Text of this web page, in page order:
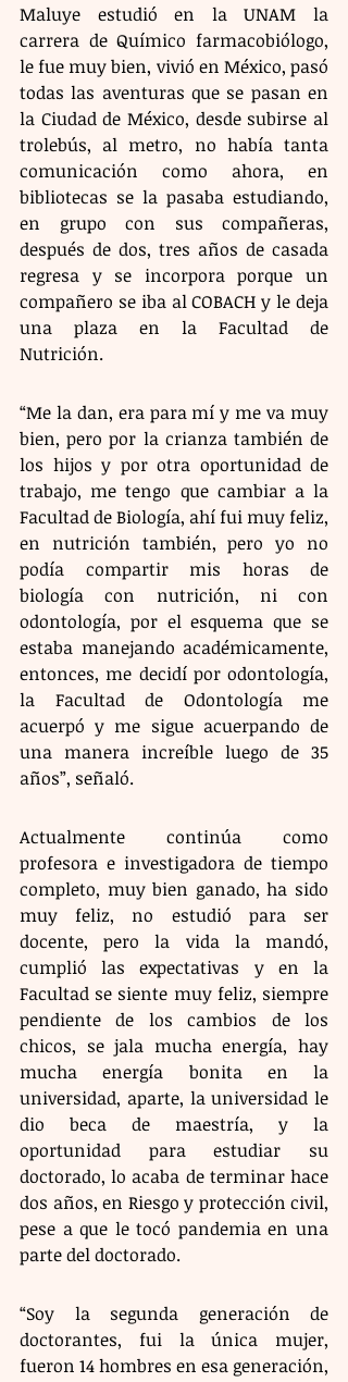
Maluye estudió en la UNAM la
carrera de Químico farmacobiólogo,
le fue muy bien, vivió en México, pasó
todas las aventuras que se pasan en
la Ciudad de México, desde subirse al
trolebús, al metro, no había tanta
comunicación como ahora, en
bibliotecas se la pasaba estudiando,
en grupo con sus compañeras,
después de dos, tres años de casada
regresa y se incorpora porque un
compañero se iba al COBACH y le deja
una plaza en la Facultad de
Nutrición.
“Me la dan, era para mí y me va muy
bien, pero por la crianza también de
los hijos y por otra oportunidad de
trabajo, me tengo que cambiar a la
Facultad de Biología, ahí fui muy feliz,
en nutrición también, pero yo no
podía compartir mis horas de
biología con nutrición, ni con
odontología, por el esquema que se
estaba manejando académicamente,
entonces, me decidí por odontología,
la Facultad de Odontología me
acuerpó y me sigue acuerpando de
una manera increíble luego de 35
años”, señaló.
Actualmente continúa como
profesora e investigadora de tiempo
completo, muy bien ganado, ha sido
muy feliz, no estudió para ser
docente, pero la vida la mandó,
cumplió las expectativas y en la
Facultad se siente muy feliz, siempre
pendiente de los cambios de los
chicos, se jala mucha energía, hay
mucha energía bonita en la
universidad, aparte, la universidad le
dio beca de maestría, y la
oportunidad para estudiar su
doctorado, lo acaba de terminar hace
dos años, en Riesgo y protección civil,
pese a que le tocó pandemia en una
parte del doctorado.
“Soy la segunda generación de
doctorantes, fui la única mujer,
fueron 14 hombres en esa generación,